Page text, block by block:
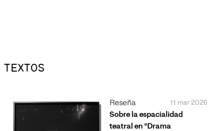
TEXTOS
Reseña 11 mar 2026
Sobre la espacialidad
teatral en “Drama